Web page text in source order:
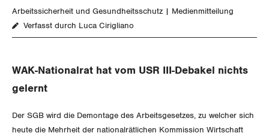
Flankierende Massnahmen und
Personenfreizügigkeit
Gewerkschaftsrechte
Arbeitssicherheit und Gesundheitsschutz
Arbeitssicherheit und Gesundheitsschutz
Medienmitteilung
Verfasst durch Luca Cirigliano
WAK-Nationalrat hat vom USR III-Debakel nichts
gelernt
Der SGB wird die Demontage des Arbeitsgesetzes, zu welcher sich
heute die Mehrheit der nationalrätlichen Kommission Wirtschaft